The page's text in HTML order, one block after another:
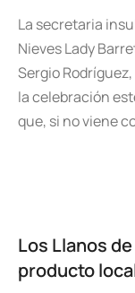
La secretaria
Nieves Lady
Sergio
la celebración
que, si no viene
Los Llanos
producto